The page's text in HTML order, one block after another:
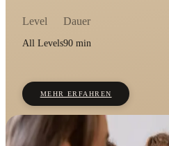
Level
All Levels
Dauer
90 min
MEHR ERFAHREN